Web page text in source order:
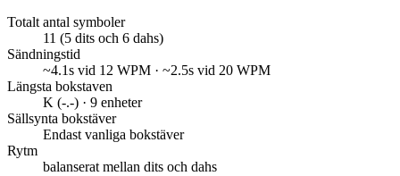
Totalt antal symboler
11 (5 dits och 6 dahs)
Sändningstid
~4.1s vid 12 WPM · ~2.5s vid 20 WPM
Längsta bokstaven
K (-.-) · 9 enheter
Sällsynta bokstäver
Endast vanliga bokstäver
Rytm
balanserat mellan dits och dahs